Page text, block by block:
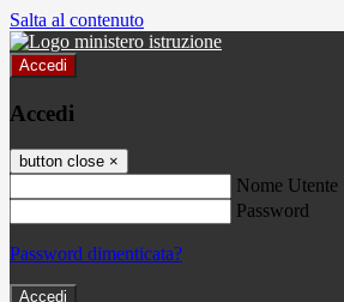
Salta al contenuto
Accedi
Accedi
button close ×
Nome Utente
Password
Password dimenticata?